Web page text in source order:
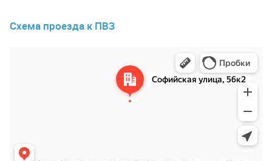
Схема проезда к ПВЗ